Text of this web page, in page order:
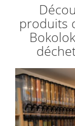
produits